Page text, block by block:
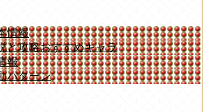
情報
と攻略おすすめキャラ
報
パターン